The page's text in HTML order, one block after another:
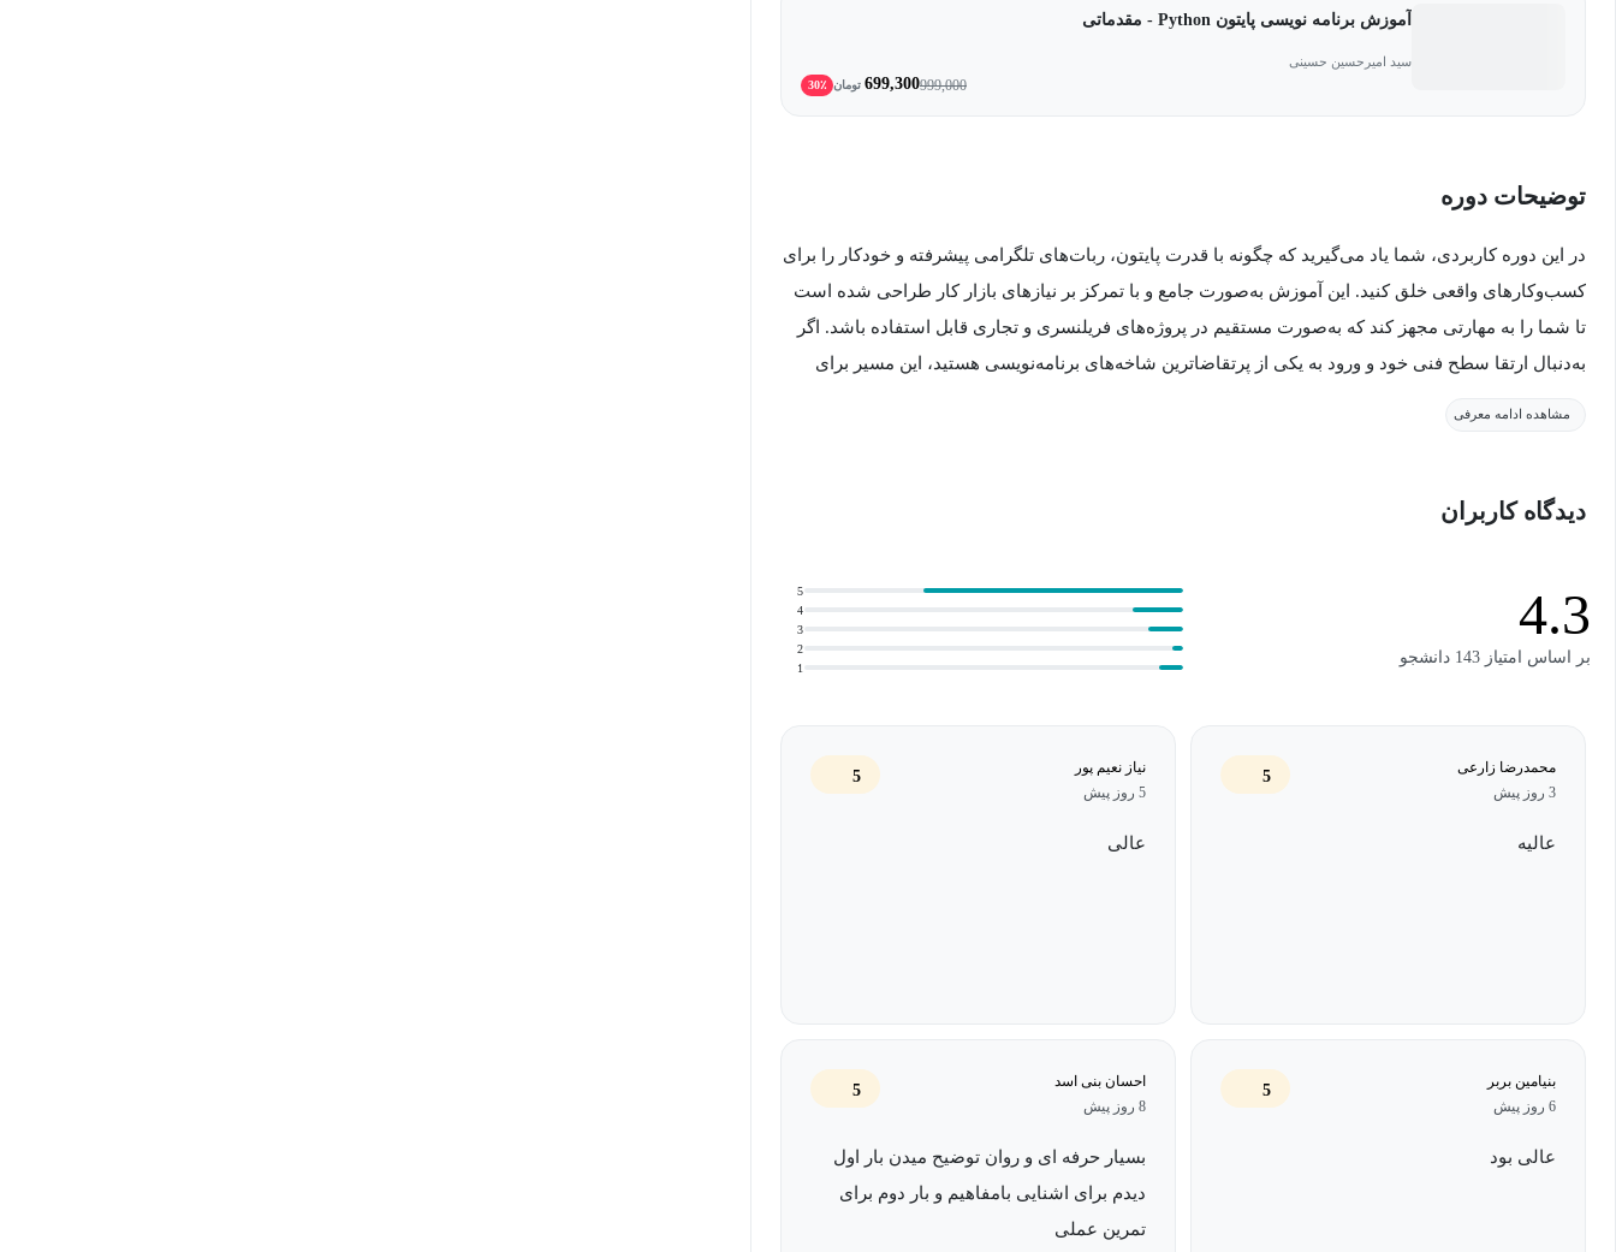
آموزش برنامه نویسی پایتون Python - مقدماتی
سید امیرحسین حسینی
999,000
699,300 تومان 30٪
توضیحات دوره
در این دوره کاربردی، شما یاد می‌گیرید که چگونه با قدرت پایتون، ربات‌های تلگرامی پیشرفته و خودکار را برای
کسب‌وکارهای واقعی خلق کنید. این آموزش به‌صورت جامع و با تمرکز بر نیازهای بازار کار طراحی شده است
تا شما را به مهارتی مجهز کند که به‌صورت مستقیم در پروژه‌های فریلنسری و تجاری قابل استفاده باشد. اگر
به‌دنبال ارتقا سطح فنی خود و ورود به یکی از پرتقاضاترین شاخه‌های برنامه‌نویسی هستید، این مسیر برای
اطلاع‌رسانی و فروشگاهی را توسعه می‌دهید.
این دوره، توانایی ساخت ربات‌های کاربردی، خودکارسازی فرآیندها و آمادگی برای اجرا پروژه‌های شخصی یا
تجاری را به‌دست می‌آورید و به‌آسانی وارد بازار کار می‌شوید.
افرادی که به‌دنبال یک مهارت سریع و پردرآمد برای گرفتن پروژه‌های دلاری یا داخلی در بازار داغ
مشاهده ادامه معرفی
دیدگاه کاربران
4.3
بر اساس امتیاز 143 دانشجو
1
2
3
4
5
محمدرضا زارعی
3 روز پیش
5
عالیه
نیاز نعیم پور
5 روز پیش
5
عالی
بنیامین بربر
6 روز پیش
5
عالی بود
احسان بنی اسد
8 روز پیش
5
بسیار حرفه ای و روان توضیح میدن بار اول
دیدم برای اشنایی بامفاهیم و بار دوم برای
تمرین عملی